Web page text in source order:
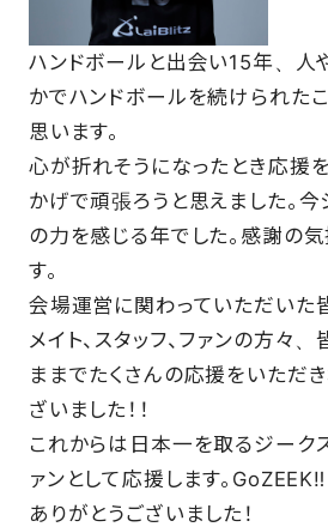
CONTACT
お問い合わせ
CSRのご依頼
スクール体験・入会希望
FAQ
ハンドボールと出会い15年、人
かでハンドボールを続けられた
思います。
心が折れそうになったとき応援
かげで頑張ろうと思えました。
の力を感じる年でした。感謝の
す。
会場運営に関わっていただいた
メイト、スタッフ、ファンの方々
ままでたくさんの応援をいただ
ざいました！！
これからは日本一を取るジーク
ァンとして応援します。GoZEEK‼︎
ありがとうございました！